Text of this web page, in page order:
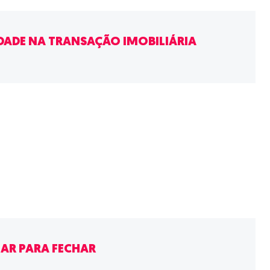
NA TRANSAÇÃO IMOBILIÁRIA
PARA FECHAR